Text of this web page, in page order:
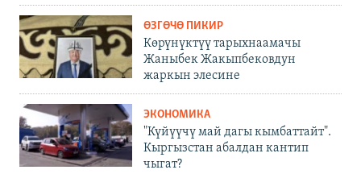
ӨЗГӨЧӨ ПИКИР
Көрүнүктүү тарыхнаамачы
Жаныбек Жакыпбековдун
жаркын элесине
ЭКОНОМИКА
"Күйүүчү май дагы кымбаттайт".
Кыргызстан абалдан кантип
чыгат?